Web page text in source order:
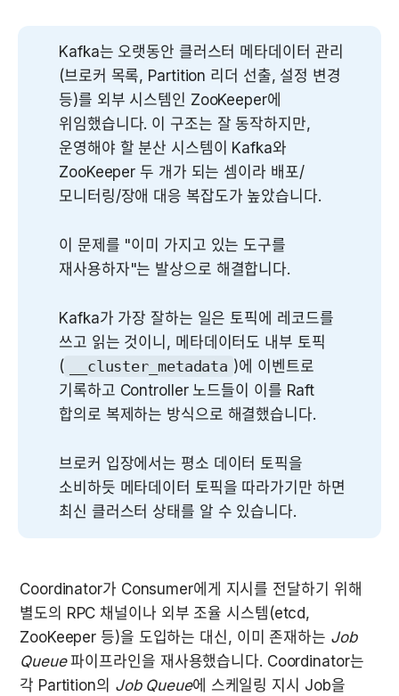
Kafka는 오랫동안 클러스터 메타데이터 관리
(브로커 목록, Partition 리더 선출, 설정 변경
등)를 외부 시스템인 ZooKeeper에
위임했습니다. 이 구조는 잘 동작하지만,
운영해야 할 분산 시스템이 Kafka와
ZooKeeper 두 개가 되는 셈이라 배포/
모니터링/장애 대응 복잡도가 높았습니다.
이 문제를 "이미 가지고 있는 도구를
재사용하자"는 발상으로 해결합니다.
Kafka가 가장 잘하는 일은 토픽에 레코드를
쓰고 읽는 것이니, 메타데이터도 내부 토픽
(
__cluster_metadata )에 이벤트로
기록하고 Controller 노드들이 이를 Raft
합의로 복제하는 방식으로 해결했습니다.
브로커 입장에서는 평소 데이터 토픽을
소비하듯 메타데이터 토픽을 따라가기만 하면
최신 클러스터 상태를 알 수 있습니다.
Coordinator가 Consumer에게 지시를 전달하기 위해
별도의 RPC 채널이나 외부 조율 시스템(etcd,
ZooKeeper 등)을 도입하는 대신, 이미 존재하는 Job
Queue 파이프라인을 재사용했습니다. Coordinator는
각 Partition의 Job Queue에 스케일링 지시 Job을